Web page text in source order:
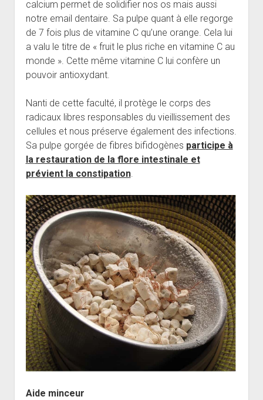
calcium permet de solidifier nos os mais aussi
notre email dentaire. Sa pulpe quant à elle regorge
de 7 fois plus de vitamine C qu’une orange. Cela lui
a valu le titre de « fruit le plus riche en vitamine C au
monde ». Cette même vitamine C lui confère un
pouvoir antioxydant.
Nanti de cette faculté, il protège le corps des
radicaux libres responsables du vieillissement des
cellules et nous préserve également des infections.
Sa pulpe gorgée de fibres bifidogènes participe à
la restauration de la flore intestinale et
prévient la constipation.
Aide minceur